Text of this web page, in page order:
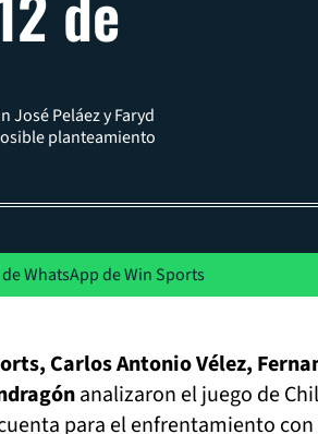
José Peláez y Faryd
planteamiento
WhatsApp de Win Sports
Carlos Antonio Vélez,
analizaron el juego de
para el enfrentamiento